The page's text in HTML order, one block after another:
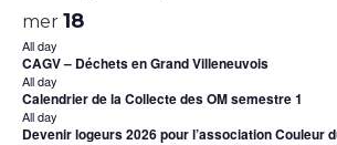
mer 18
All day
CAGV – Déchets en Grand Villeneuvois
All day
Calendrier de la Collecte des OM semestre 1
All day
Devenir logeurs 2026 pour l’association Couleur